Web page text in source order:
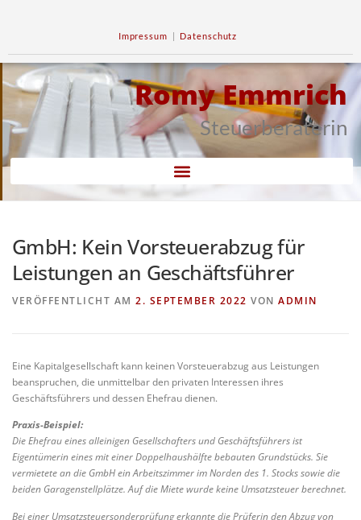
Impressum | Datenschutz
Romy Emmrich
Steuerberaterin
GmbH: Kein Vorsteuerabzug für
Leistungen an Geschäftsführer
VERÖFFENTLICHT AM 2. SEPTEMBER 2022 VON ADMIN
Eine Kapitalgesellschaft kann keinen Vorsteuerabzug aus Leistungen
beanspruchen, die unmittelbar den privaten Interessen ihres
Geschäftsführers und dessen Ehefrau dienen.
Praxis-Beispiel:
Die Ehefrau eines alleinigen Gesellschafters und Geschäftsführers ist
Eigentümerin eines mit einer Doppelhaushälfte bebauten Grundstücks. Sie
vermietete an die GmbH ein Arbeitszimmer im Norden des 1. Stocks sowie die
beiden Garagenstellplätze. Auf die Miete wurde keine Umsatzsteuer berechnet.
Bei einer Umsatzsteuersonderprüfung erkannte die Prüferin den Abzug von